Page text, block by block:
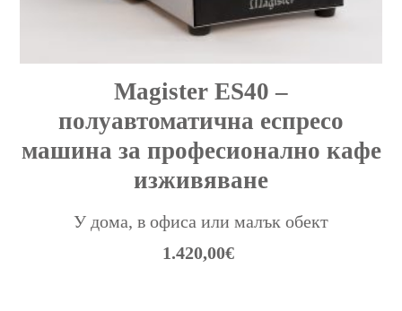
Magister ES40 –
полуавтоматична еспресо
машина за професионално кафе
изживяване
У дома, в офиса или малък обект
1.420,00€